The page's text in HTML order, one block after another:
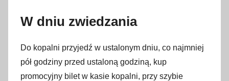
W dniu zwiedzania
Do kopalni przyjedź w ustalonym dniu, co najmniej
pół godziny przed ustaloną godziną, kup
promocyjny bilet w kasie kopalni, przy szybie